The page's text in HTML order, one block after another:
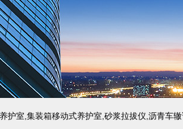
护室,集装箱移动式养护室,砂浆拉拔仪,沥青车